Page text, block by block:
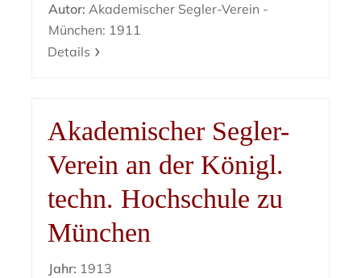
Autor: Akademischer Segler-Verein -
München: 1911
Details
Akademischer Segler-
Verein an der Königl.
techn. Hochschule zu
München
Jahr: 1913